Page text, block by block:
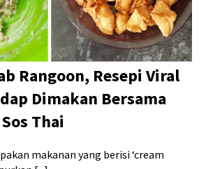
Rangoon, Resepi Viral
Dimakan Bersama
Thai
makanan yang berisi ‘cream